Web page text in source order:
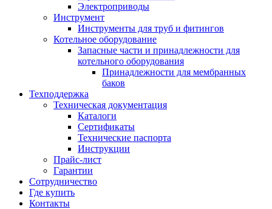
Электроприводы
Инструмент
Инструменты для труб и фитингов
Котельное оборудование
Запасные части и принадлежности для
котельного оборудования
Принадлежности для мембранных
баков
Техподдержка
Техническая документация
Каталоги
Сертификаты
Технические паспорта
Инструкции
Прайс-лист
Гарантии
Сотрудничество
Где купить
Контакты